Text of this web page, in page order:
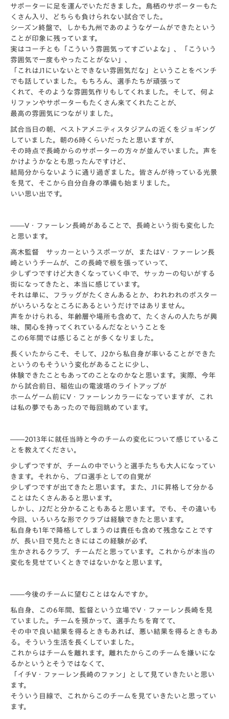
サポーターに足を運んでいただきました。鳥栖のサポーターもた
くさん入り、どちらも負けられない試合でした。
シーズン終盤で、しかも九州であのようなゲームができたという
ことが印象に残っています。
実はコーチとも「こういう雰囲気ってすごいよな」、「こういう
雰囲気で一度もやったことがない」、
「これはJ1にいないとできない雰囲気だな」ということをベンチ
でも話していました。もちろん、選手たちが頑張って
くれて、そのような雰囲気作りもしてくれました。そして、何よ
りファンやサポーターもたくさん来てくれたことが、
最高の雰囲気につながりました。
試合当日の朝、ベストアメニティスタジアムの近くをジョギング
していました。朝の6時くらいだったと思いますが、
その時点で長崎からのサポーターの方々が並んでいました。声を
かけようかなとも思ったんですけど、
結局分からないように通り過ぎました。皆さんが待っている光景
を見て、そこから自分自身の準備も始まりました。
いい思い出です。
――V・ファーレン長崎があることで、長崎という街も変化した
と思います。
高木監督 サッカーというスポーツが、またはV・ファーレン長
崎というチームが、この長崎で根を張っていって、
少しずつですけど大きくなっていく中で、サッカーの匂いがする
街になってきたと、本当に感じています。
それは単に、フラッグがたくさんあるとか、われわれのポスター
がいろいろなところにあるというだけではありません。
声をかけられる、年齢層や場所も含めて、たくさんの人たちが興
味、関心を持ってくれているんだなということを
この6年間では感じることが多くなりました。
長くいたからこそ、そして、J2から私自身が率いることができた
というのもそういう変化があることに少し、
体験できたこともあってのことなのかなと思います。実際、今年
から試合前日、稲佐山の電波塔のライトアップが
ホームゲーム前にV・ファーレンカラーになっていますが、これ
は私の夢でもあったので毎回眺めています。
――2013年に就任当時と今のチームの変化について感じているこ
とを教えてください。
少しずつですが、チームの中でいうと選手たちも大人になってい
きます。それから、プロ選手としての自覚が
少しずつですが出てきたと思います。また、J1に昇格して分かる
ことはたくさんあると思います。
しかし、J2だと分かることもあると思います。でも、その違いも
今回、いろいろな形でクラブは経験できたと思います。
私自身も1年で降格してしまうのは責任も含めて残念なことです
が、長い目で見たときにはこの経験が必ず、
生かされるクラブ、チームだと思っています。これからが本当の
変化を見せていくときではないかなと思います。
――今後のチームに望むことはなんですか。
私自身、この6年間、監督という立場でV・ファーレン長崎を見
ていました。チームを預かって、選手たちを育てて、
その中で良い結果を得るときもあれば、悪い結果を得るときもあ
る。そういう生活を長くしていました。
これからはチームを離れます。離れたからこのチームを嫌いにな
るかというとそうではなくて、
「イチV・ファーレン長崎のファン」として見ていきたいと思い
ます。
そういう目線で、これからこのチームを見ていきたいと思ってい
ます。